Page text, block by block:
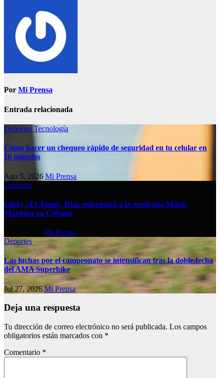
Por Mi Prensa
Entrada relacionada
Deportes Tecnología
Cómo hacer un chequeo rápido de seguridad en tu celular en
10 minutos
Ago 5, 2026 Mi Prensa
Deportes
Gipzy «El Ángel» Díaz enfrentará a la mexicana María
Martínez en Cóbano
Mi Prensa
Deportes
Las luchas por el campeonato se intensifican tras la doble fecha
del AMA Superbike
Jul 27, 2026Mi Prensa
Deja una respuesta
Tu dirección de correo electrónico no será publicada. Los campos
obligatorios están marcados con *
Comentario *